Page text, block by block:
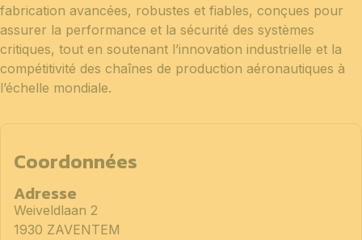
fabrication avancées, robustes et fiables, conçues pour
assurer la performance et la sécurité des systèmes
critiques, tout en soutenant l’innovation industrielle et la
compétitivité des chaînes de production aéronautiques à
l’échelle mondiale.
Coordonnées
Adresse
Weiveldlaan 2
1930 ZAVENTEM